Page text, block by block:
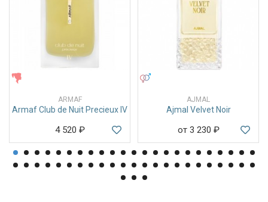
ARMAF
Armaf Club de Nuit Precieux IV
4 520 ₽
AJMAL
Ajmal Velvet Noir
от 3 230 ₽